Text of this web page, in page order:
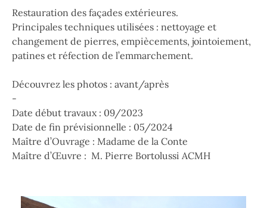
Restauration des façades extérieures.
Principales techniques utilisées : nettoyage et
changement de pierres, empiècements, jointoiement,
patines et réfection de l’emmarchement.
Découvrez les photos : avant/après
-
Date début travaux : 09/2023
Date de fin prévisionnelle : 05/2024
Maître d’Ouvrage : Madame de la Conte
Maître d’Œuvre : M. Pierre Bortolussi ACMH